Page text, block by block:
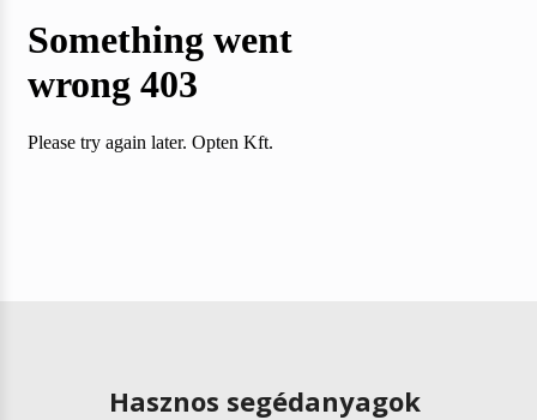
Hasznos segédanyagok